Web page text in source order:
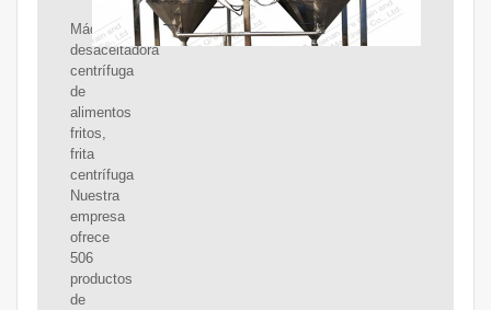
Máquina
desaceitadora
centrífuga
de
alimentos
fritos,
frita
centrífuga
Nuestra
empresa
ofrece
506
productos
de